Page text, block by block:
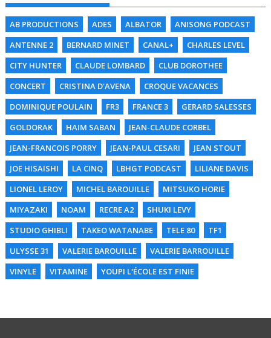
AB PRODUCTIONS ADES ALBATOR
ANISONG PODCAST
ANTENNE 2
BERNARD MINET CANAL+
CHARLES LEVEL
CITY HUNTER
CLAUDE LOMBARD
CLUB DOROTHEE
CONCERT
CRISTINA D'AVENA
CROQUE VACANCES
DOMINIQUE POULAIN
FR3 FRANCE 3
GERARD SALESSES
GOLDORAK
HAIM SABAN
JEAN-CLAUDE CORBEL
JEAN-FRANCOIS PORRY
JEAN-PAUL CESARI
JEAN STOUT
JOE HISAISHI
LA CINQ LBHGT PODCAST
LILIANE DAVIS
LIONEL LEROY
MICHEL BAROUILLE
MITSUKO HORIE
MIYAZAKI
NOAM RECRE A2
SHUKI LEVY
STUDIO GHIBLI
TAKEO WATANABE TELE 80
TF1
ULYSSE 31
VALERIE BAROUILLE
VALERIE BARROUILLE
VINYLE
VITAMINE YOUPI L'ÉCOLE EST FINIE